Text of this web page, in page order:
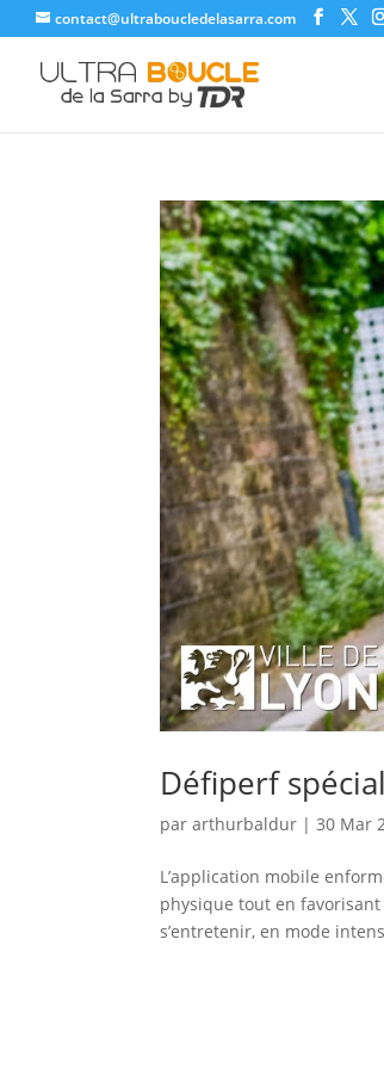
contact@ultraboucledelasarra.com
Défiperf
pararthurbaldur |30 Mar
L’application mobile
physique tout en
s’entretenir, en mode